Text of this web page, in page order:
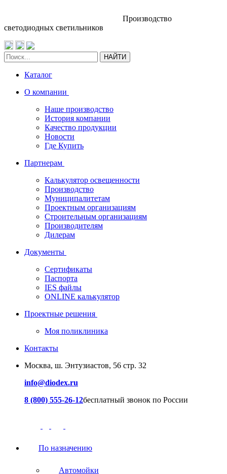
Производство
светодиодных светильников
НАЙТИ
Каталог
О компании
Наше производство
История компании
Качество продукции
Новости
Где Купить
Партнерам
Калькулятор освещенности
Производство
Муниципалитетам
Проектным организациям
Строительным организациям
Производителям
Дилерам
Документы
Сертификаты
Паспорта
IES файлы
ONLINE калькулятор
Проектные решения
Моя поликлиника
Контакты
Москва, ш. Энтузиастов, 56 стр. 32
info@diodex.ru
8 (800) 555-26-12бесплатный звонок по России
По назначению
Автомойки